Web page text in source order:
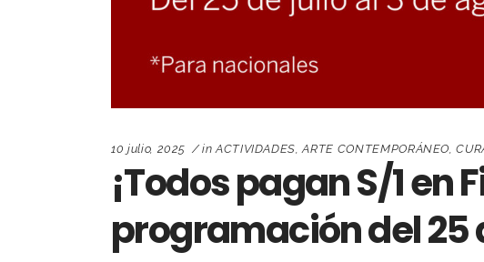
10 julio, 2025 in ACTIVIDADES ,ARTE CONTEMPORÁNEO ,
¡Todos pagan S/1
programación del 25